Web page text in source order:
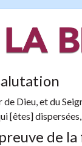
de Dieu, et du
[êtes] dispersées,
de